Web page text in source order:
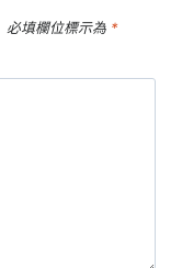
必填欄位標示為 *